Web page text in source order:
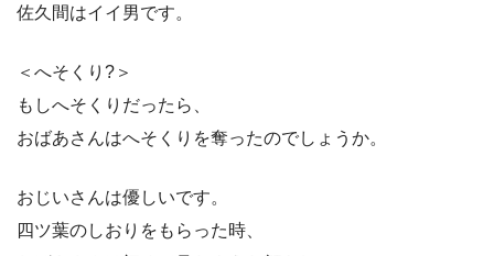
佐久間はイイ男です。
＜へそくり?＞
もしへそくりだったら、
おばあさんはへそくりを奪ったのでしょうか。
おじいさんは優しいです。
四ツ葉のしおりをもらった時、